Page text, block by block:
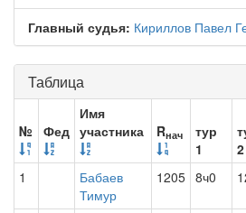
Главный судья: Кириллов Павел
Таблица
№ Фед
Имя
участника
Rнач
тур
1
2
1
Бабаев
Тимур
1205 8ч0